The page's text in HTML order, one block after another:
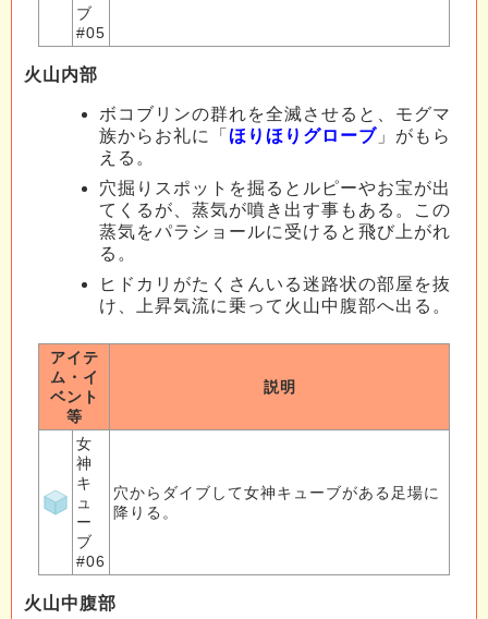
ブ
#05
火山内部
ボコブリンの群れを全滅させると、モグマ
族からお礼に「 ほりほりグローブ 」がもら
える。
穴掘りスポットを掘るとルピーやお宝が出
てくるが、蒸気が噴き出す事もある。この
蒸気をパラショールに受けると飛び上がれ
る。
ヒドカリがたくさんいる迷路状の部屋を抜
け、上昇気流に乗って火山中腹部へ出る。
アイテ
ム・イ
ベント
等
説明
女
神
キ
ュ
ー
ブ
#06
穴からダイブして女神キューブがある足場に
降りる。
火山中腹部